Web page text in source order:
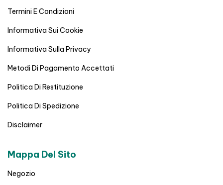
Termini E Condizioni
Informativa Sui Cookie
Informativa Sulla Privacy
Metodi Di Pagamento Accettati
Politica Di Restituzione
Politica Di Spedizione
Disclaimer
Mappa Del Sito
Negozio